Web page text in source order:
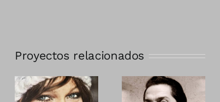
Proyectos relacionados